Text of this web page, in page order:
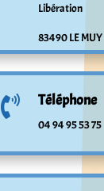
Libération
83490 LE MUY
 Téléphone
04 94 95 53 75